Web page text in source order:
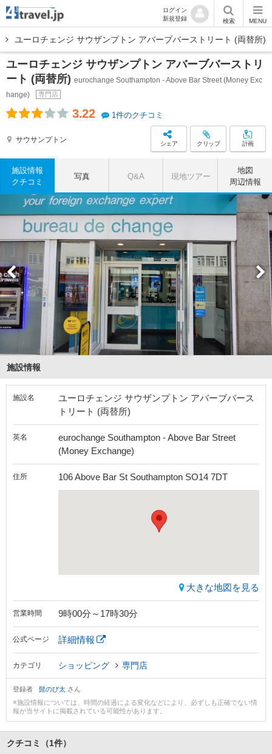
ログイン
新規登録
検索 MENU
ユーロチェンジ サウザンプトン アバーブバーストリート (両替所)
ユーロチェンジ サウザンプトン アバーブバーストリ
ート (両替所) eurochange Southampton - Above Bar Street (Money Exc
hange)
専門店
3.22 1件のクチコミ
サウサンプトン シェア クリップ 計画
施設情報
クチコミ
写真 Q&A 現地ツアー
地図
周辺情報
施設情報
施設名
ユーロチェンジ サウザンプトン アバーブバース
トリート (両替所)
英名
eurochange Southampton - Above Bar Street
(Money Exchange)
住所 106 Above Bar St Southampton SO14 7DT
大きな地図を見る
営業時間 9時00分～17時30分
公式ページ 詳細情報
カテゴリ ショッピング 専門店
登録者 髭のび太 さん
※施設情報については、時間の経過による変化などにより、必ずしも正確でない情
報が当サイトに掲載されている可能性があります。
クチコミ （1件）